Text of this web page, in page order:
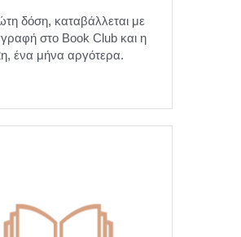
δόση, καταβάλλεται με
στο Book Club και η
ένα μήνα αργότερα.